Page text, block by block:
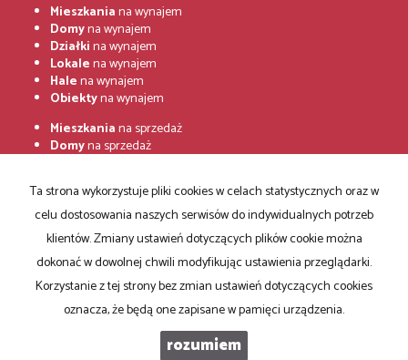
Mieszkaniana wynajem
Domyna wynajem
Działkina wynajem
Lokalena wynajem
Halena wynajem
Obiektyna wynajem
Mieszkaniana sprzedaż
Domyna sprzedaż
na sprzedaż
Halena sprzedaż
Obiektyna sprzedaż
Strona główna Zgłoszenia Notatnik Kup Sprzedaj Kontakt
RODO
Centrum Nieruchomości Gajewska
Program dla biur nieruchomościGalactica Virgo
Ta strona wykorzystuje pliki cookies w celach statystycznych oraz w
celu dostosowania naszych serwisów do indywidualnych potrzeb
klientów. Zmiany ustawień dotyczących plików cookie można
dokonać w dowolnej chwili modyfikując ustawienia przeglądarki.
Korzystanie z tej strony bez zmian ustawień dotyczących cookies
oznacza, że będą one zapisane w pamięci urządzenia.
rozumiem